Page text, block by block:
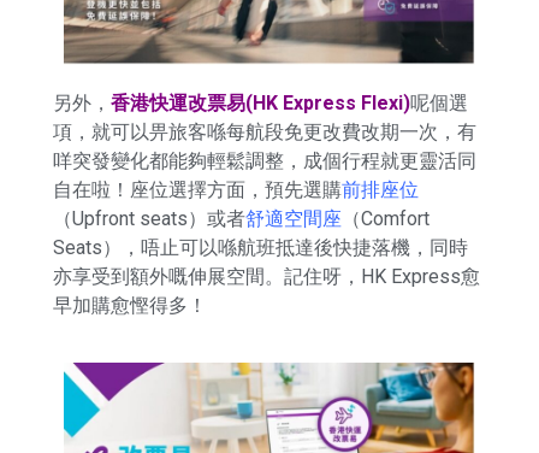
另外， 香港快運改票易(HK Express Flexi)呢個選
項，就可以畀旅客喺每航段免更改費改期一次，有
咩突發變化都能夠輕鬆調整，成個行程就更靈活同
自在啦！座位選擇方面，預先選購前排座位
（Upfront seats）或者舒適空間座 （Comfort
Seats），唔止可以喺航班抵達後快捷落機，同時
亦享受到額外嘅伸展空間。記住呀，HK Express愈
早加購愈慳得多！